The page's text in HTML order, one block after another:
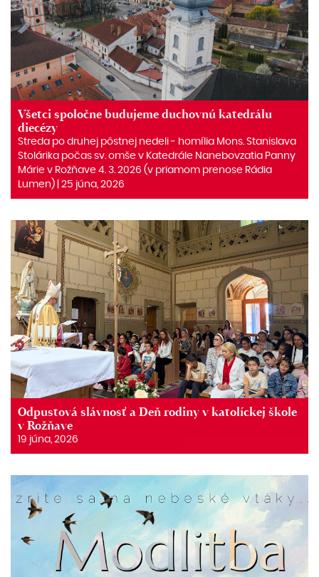
Všetci spoločne budujeme duchovnú katedrálu
diecézy
Streda po druhej pôstnej nedeli ‒ homília Mons. Stanislava
Stolárika počas sv. omše v Katedrále Nanebovzatia Panny
Márie v Rožňave 4. 3. 2026 (v priamom prenose Rádia
Lumen) | 25 júna, 2026
Odpustová slávnosť a Deň rodiny v katolíckej škole
v Rožňave
19 júna, 2026